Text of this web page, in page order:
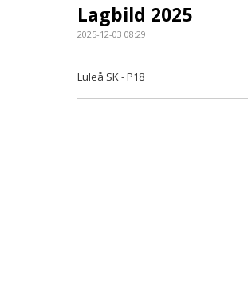
Lagbild 2025
2025-12-03 08:29
Luleå SK - P18